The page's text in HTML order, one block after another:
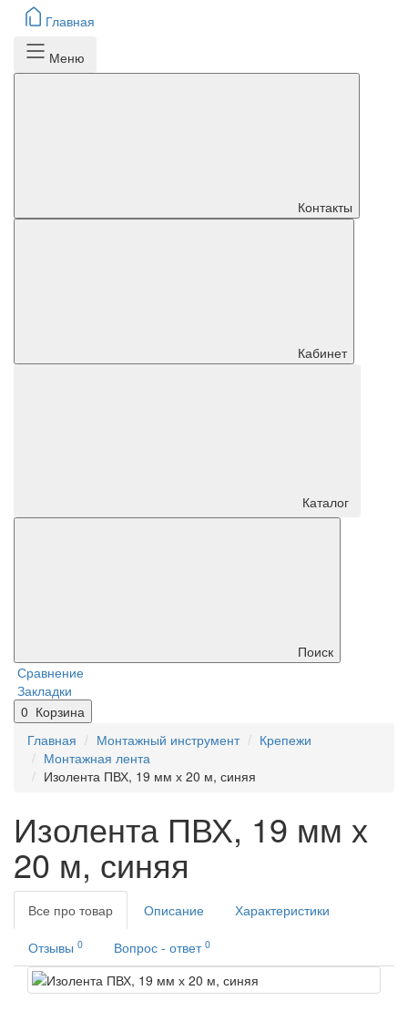
Главная
Меню
Контакты
Кабинет
Каталог
Поиск
Сравнение
Закладки
0 Корзина
Главная
Монтажный инструмент
Крепежи
Монтажная лента
Изолента ПВХ, 19 мм х 20 м, синяя
Изолента ПВХ, 19 мм х
20 м, синяя
Все про товар Описание Характеристики
Отзывы 0 Вопрос - ответ 0